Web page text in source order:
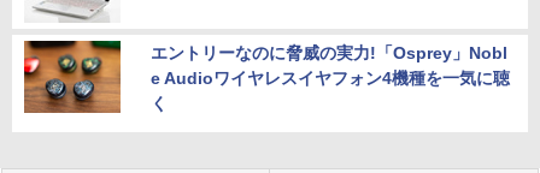
エントリーなのに脅威の実力!「Osprey」Nobl
e Audioワイヤレスイヤフォン4機種を一気に聴
く